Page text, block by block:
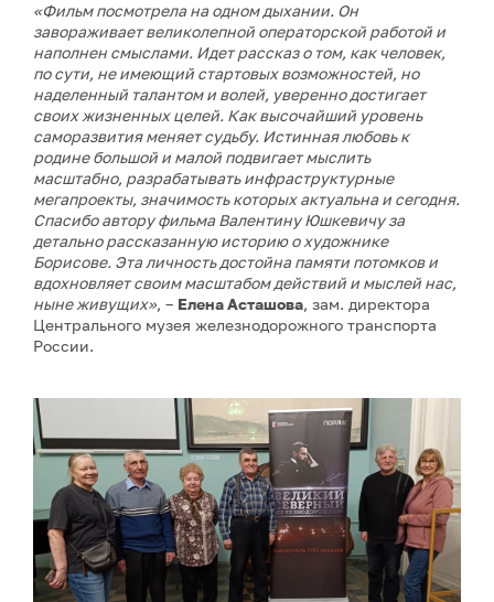
«Фильм посмотрела на одном дыхании. Он
завораживает великолепной операторской работой и
наполнен смыслами. Идет рассказ о том, как человек,
по сути, не имеющий стартовых возможностей, но
наделенный талантом и волей, уверенно достигает
своих жизненных целей. Как высочайший уровень
саморазвития меняет судьбу. Истинная любовь к
родине большой и малой подвигает мыслить
масштабно, разрабатывать инфраструктурные
мегапроекты, значимость которых актуальна и сегодня.
Спасибо автору фильма Валентину Юшкевичу за
детально рассказанную историю о художнике
Борисове. Эта личность достойна памяти потомков и
вдохновляет своим масштабом действий и мыслей нас,
ныне живущих», – Елена Асташова, зам. директора
Центрального музея железнодорожного транспорта
России.